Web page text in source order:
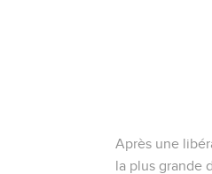
Après une
la plus grande